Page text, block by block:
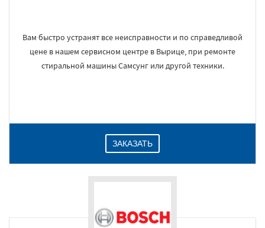
Вам быстро устранят все неисправности и по справедливой
цене в нашем сервисном центре в Вырице, при ремонте
стиральной машины Самсунг или другой техники.
ЗАКАЗАТЬ